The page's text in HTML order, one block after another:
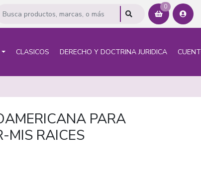
0
CLASICOS DERECHO Y DOCTRINA JURIDICA
PARA
MIS RAICES